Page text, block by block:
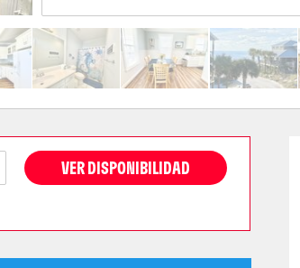
VER DISPONIBILIDAD